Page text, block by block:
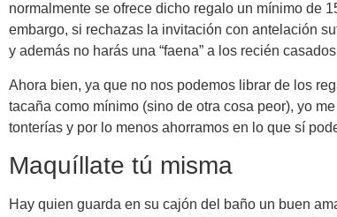
normalmente se ofrece dicho regalo un mínimo de
embargo, si rechazas la invitación con antelación
y además no harás una “faena” a los recién
Ahora bien, ya que no nos podemos librar de los
tacaña como mínimo (sino de otra cosa peor), yo
tonterías y por lo menos ahorramos en lo que sí
Maquíllate tú misma
Hay quien guarda en su cajón del baño un buen